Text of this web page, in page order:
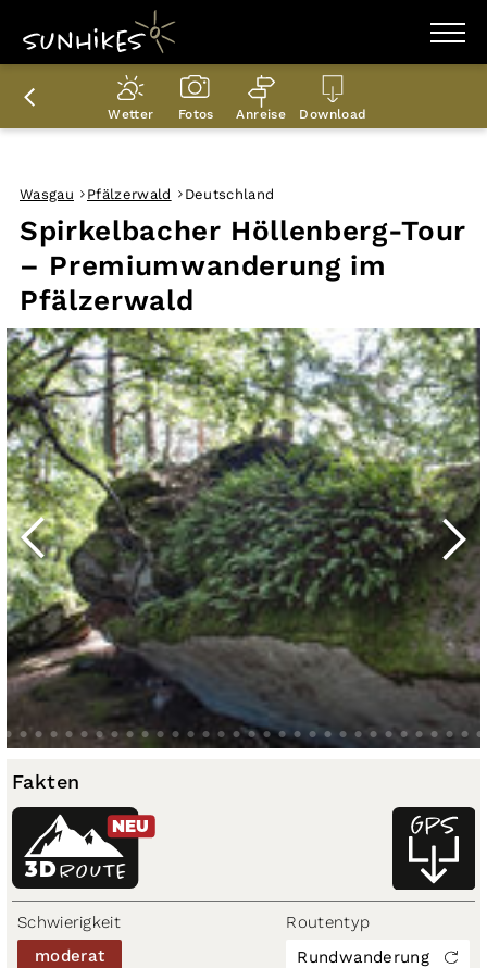
WANDERZIELE
WANDERUNGEN
ENTDECKEN
PLANER
Wetter Fotos Anreise Download
Spirkelbacher Höllenberg-Tour
– Premiumwanderung im
Pfälzerwald
Wasgau Pfälzerwald Deutschland
Fakten
ROUTE
3D
NEU
Schwierigkeit
moderat
Routentyp
Rundwanderung